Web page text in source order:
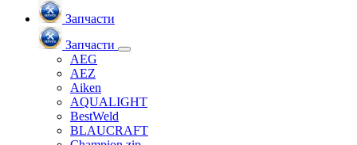
Запчасти
Запчасти
AEG
AEZ
Aiken
AQUALIGHT
BestWeld
BLAUCRAFT